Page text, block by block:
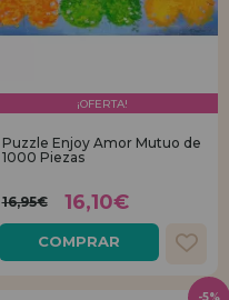
¡OFERTA!
Puzzle Enjoy Amor Mutuo de
1000 Piezas
16,95€ 16,10€
COMPRAR